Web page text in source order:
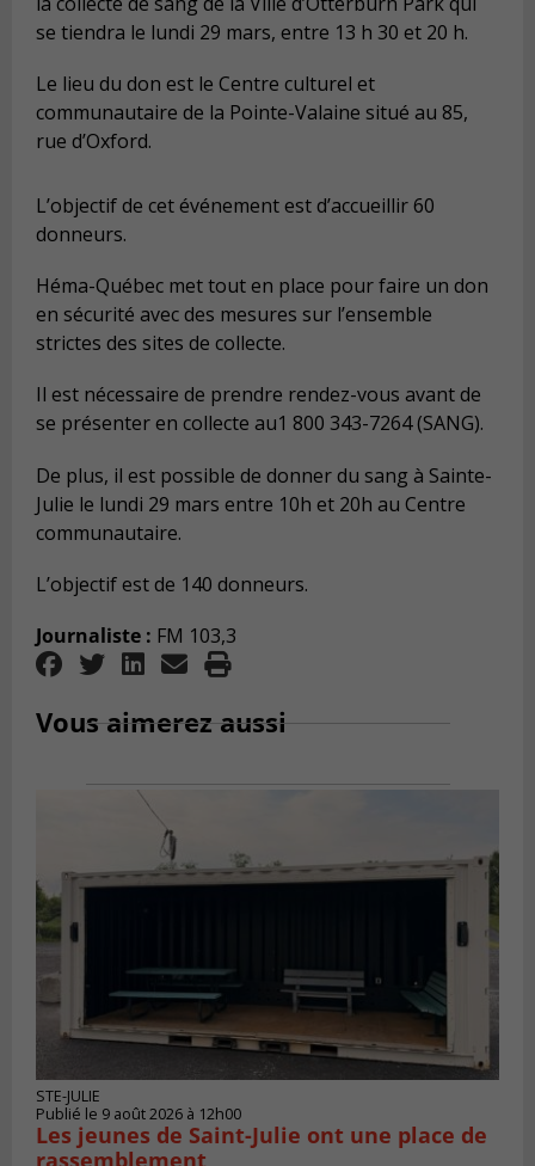
se tiendra le lundi 29 mars, entre 13 h 30 et 20 h.
Le lieu du don est le Centre culturel et
communautaire de la Pointe-Valaine situé au 85,
rue d’Oxford.
L’objectif de cet événement est d’accueillir 60
donneurs.
Héma-Québec met tout en place pour faire un don
en sécurité avec des mesures sur l’ensemble
strictes des sites de collecte.
Il est nécessaire de prendre rendez-vous avant de
se présenter en collecte au1 800 343-7264 (SANG).
De plus, il est possible de donner du sang à Sainte-
Julie le lundi 29 mars entre 10h et 20h au Centre
communautaire.
L’objectif est de 140 donneurs.
Journaliste : FM 103,3
Vous aimerez aussi
STE-JULIE
Publié le 9 août 2026 à 12h00
Les jeunes de Saint-Julie ont une place de
rassemblement